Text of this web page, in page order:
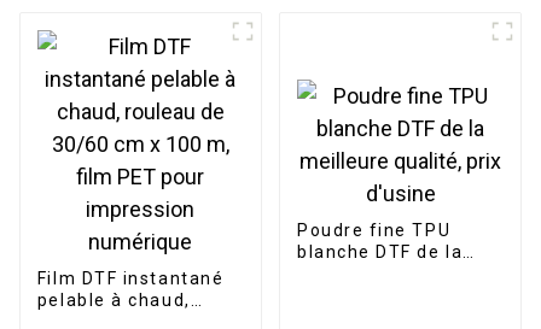
Film DTF instantané
pelable à chaud,
Poudre fine TPU
blanche DTF de la